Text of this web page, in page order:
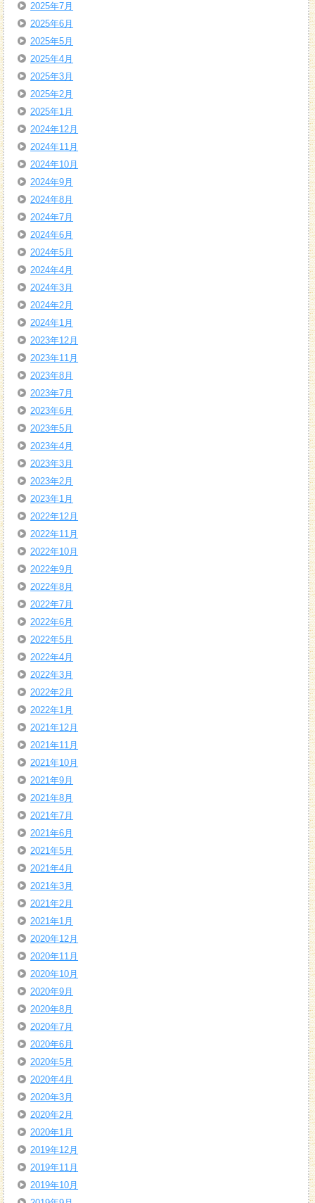
2025年7月
2025年6月
2025年5月
2025年4月
2025年3月
2025年2月
2025年1月
2024年12月
2024年11月
2024年10月
2024年9月
2024年8月
2024年7月
2024年6月
2024年5月
2024年4月
2024年3月
2024年2月
2024年1月
2023年12月
2023年11月
2023年8月
2023年7月
2023年6月
2023年5月
2023年4月
2023年3月
2023年2月
2023年1月
2022年12月
2022年11月
2022年10月
2022年9月
2022年8月
2022年7月
2022年6月
2022年5月
2022年4月
2022年3月
2022年2月
2022年1月
2021年12月
2021年11月
2021年10月
2021年9月
2021年8月
2021年7月
2021年6月
2021年5月
2021年4月
2021年3月
2021年2月
2021年1月
2020年12月
2020年11月
2020年10月
2020年9月
2020年8月
2020年7月
2020年6月
2020年5月
2020年4月
2020年3月
2020年2月
2020年1月
2019年12月
2019年11月
2019年10月